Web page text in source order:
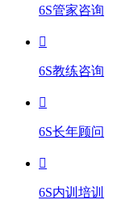
6S管家咨询
6S教练咨询
6S长年顾问
6S内训培训